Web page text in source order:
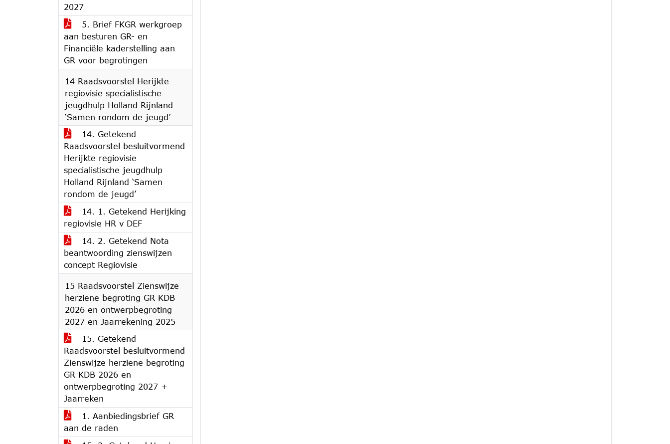
2027
5. Brief FKGR werkgroep
aan besturen GR- en
Financiële kaderstelling aan
GR voor begrotingen
14 Raadsvoorstel Herijkte
regiovisie specialistische
jeugdhulp Holland Rijnland
‘Samen rondom de jeugd’
14. Getekend
Raadsvoorstel besluitvormend
Herijkte regiovisie
specialistische jeugdhulp
Holland Rijnland ‘Samen
rondom de jeugd’
14. 1. Getekend Herijking
regiovisie HR v DEF
14. 2. Getekend Nota
beantwoording zienswijzen
concept Regiovisie
15 Raadsvoorstel Zienswijze
herziene begroting GR KDB
2026 en ontwerpbegroting
2027 en Jaarrekening 2025
15. Getekend
Raadsvoorstel besluitvormend
Zienswijze herziene begroting
GR KDB 2026 en
ontwerpbegroting 2027 +
Jaarreken
1. Aanbiedingsbrief GR
aan de raden